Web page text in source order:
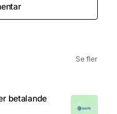
Se fler
betalande